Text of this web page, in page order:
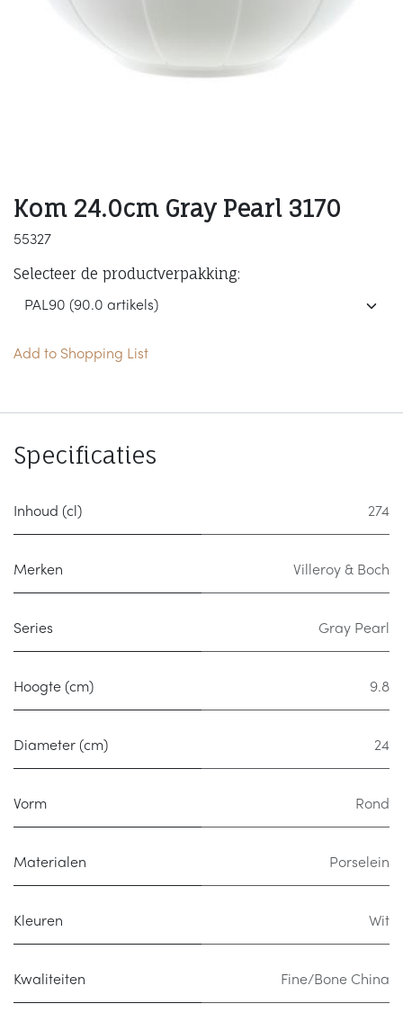
Kom 24.0cm Gray Pearl 3170
55327
Selecteer de productverpakking:
Add to Shopping List
Specificaties
Inhoud (cl) 274
Merken Villeroy & Boch
Series Gray Pearl
Hoogte (cm) 9.8
Diameter (cm) 24
Vorm Rond
Materialen Porselein
Kleuren Wit
Kwaliteiten Fine/Bone China